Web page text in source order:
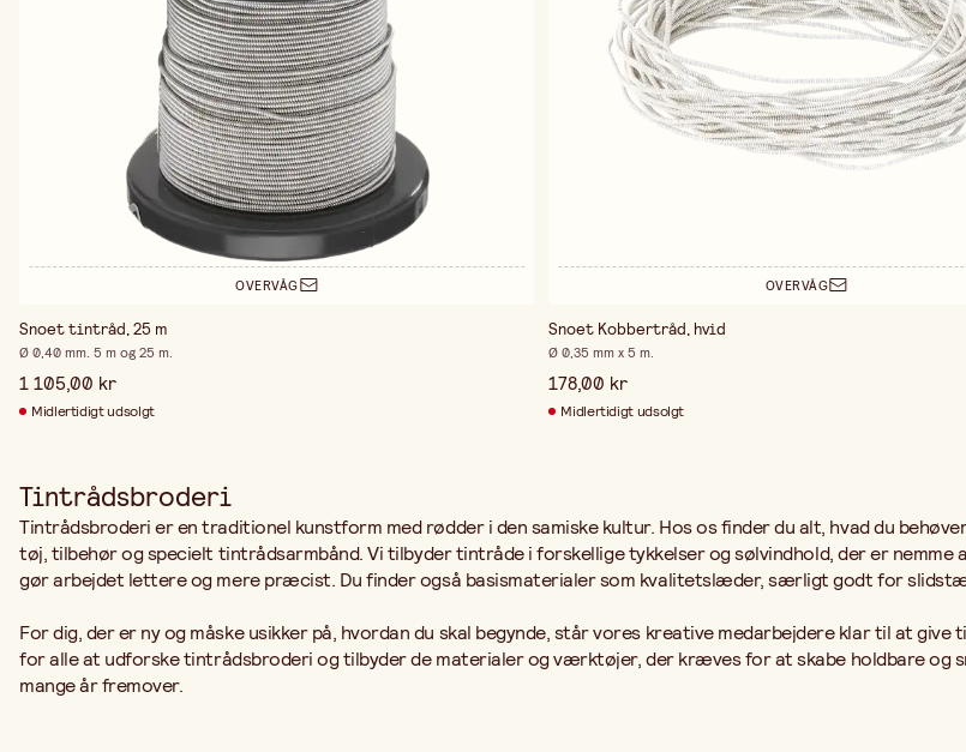
OVERVÅG
Snoet tintråd, 25 m
Ø 0,40 mm. 5 m og 25 m.
1 105,00 kr
Midlertidigt udsolgt
OVERVÅG
Snoet Kobbertråd, hvid
Ø 0,35 mm x 5 m.
178,00 kr
Midlertidigt udsolgt
Tintrådsbroderi
Tintrådsbroderi er en traditionel kunstform med rødder i den samiske kultur. Hos os finder du alt, hvad du
tøj, tilbehør og specielt tintrådsarmbånd. Vi tilbyder tintråde i forskellige tykkelser og sølvindhold, der er
gør arbejdet lettere og mere præcist. Du finder også basismaterialer som kvalitetslæder, særligt godt for
For dig, der er ny og måske usikker på, hvordan du skal begynde, står vores kreative medarbejdere klar til at
for alle at udforske tintrådsbroderi og tilbyder de materialer og værktøjer, der kræves for at skabe holdbare og
mange år fremover.